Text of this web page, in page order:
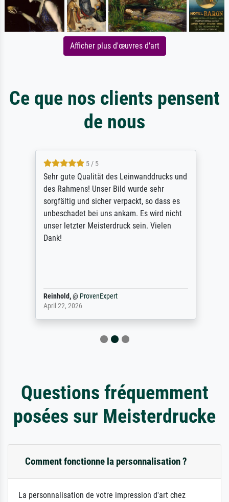
Afficher plus d'œuvres d'art
Ce que nos clients pensent
de nous
5 / 5
Sehr gute Qualität des Leinwanddrucks und
des Rahmens! Unser Bild wurde sehr
sorgfältig und sicher verpackt, so dass es
unbeschadet bei uns ankam. Es wird nicht
unser letzter Meisterdruck sein. Vielen
Dank!
Reinhold,@ ProvenExpert
April 22, 2026
Questions fréquemment
posées sur Meisterdrucke
Comment fonctionne la personnalisation ?
La personnalisation de votre impression d'art chez